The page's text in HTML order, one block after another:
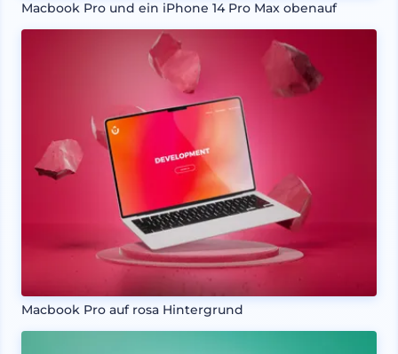
Macbook Pro und ein iPhone 14 Pro Max obenauf
Macbook Pro auf rosa Hintergrund